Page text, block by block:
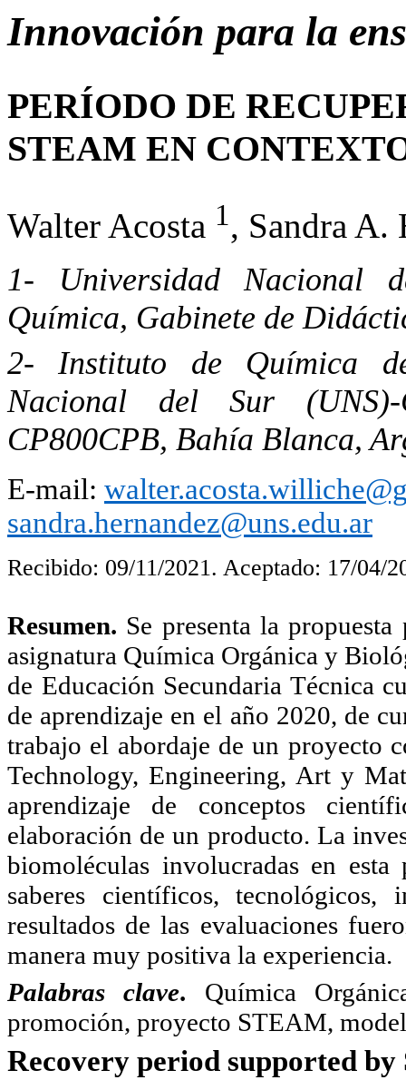
Innovación para la
PERÍODO DE
STEAM EN
Walter Acosta 1, Sandra A.
1- Universidad Nacional
Química, Gabinete de
2- Instituto de Química
Nacional del Sur (UNS)-
CP800CPB, Bahía Blanca,
E-mail:
sandra.hernandez@uns.edu.ar
Recibido: 09/11/2021. Aceptado: 17/04/
Resumen. Se presenta la
asignatura Química Orgánica y
de Educación Secundaria Técnica
de aprendizaje en el año 2020, de
trabajo el abordaje de un proyecto
Technology, Engineering, Art y
aprendizaje de conceptos
elaboración de un producto. La
biomoléculas involucradas en
saberes científicos, tecnológicos,
resultados de las evaluaciones
manera muy positiva la experiencia.
Palabras clave. Química
promoción, proyecto STEAM,
Recovery period supported